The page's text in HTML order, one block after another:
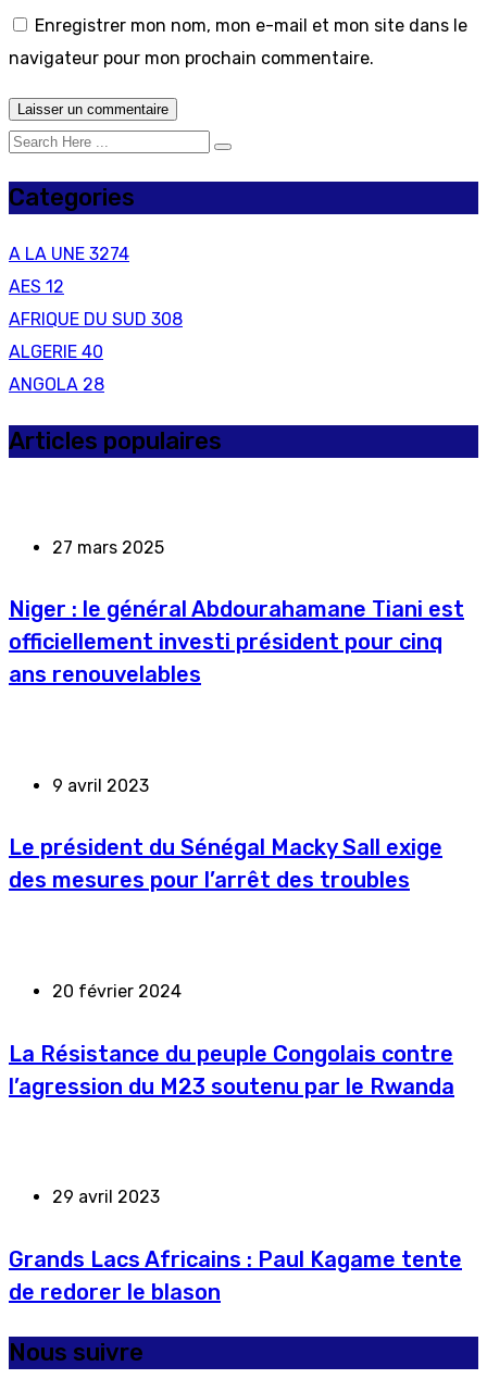
Enregistrer mon nom, mon e-mail et mon site dans le
navigateur pour mon prochain commentaire.
Categories
A LA UNE 3274
AES 12
AFRIQUE DU SUD 308
ALGERIE 40
ANGOLA 28
Articles populaires
27 mars 2025
Niger : le général Abdourahamane Tiani est
officiellement investi président pour cinq
ans renouvelables
9 avril 2023
Le président du Sénégal Macky Sall exige
des mesures pour l’arrêt des troubles
20 février 2024
La Résistance du peuple Congolais contre
l’agression du M23 soutenu par le Rwanda
29 avril 2023
Grands Lacs Africains : Paul Kagame tente
de redorer le blason
Nous suivre